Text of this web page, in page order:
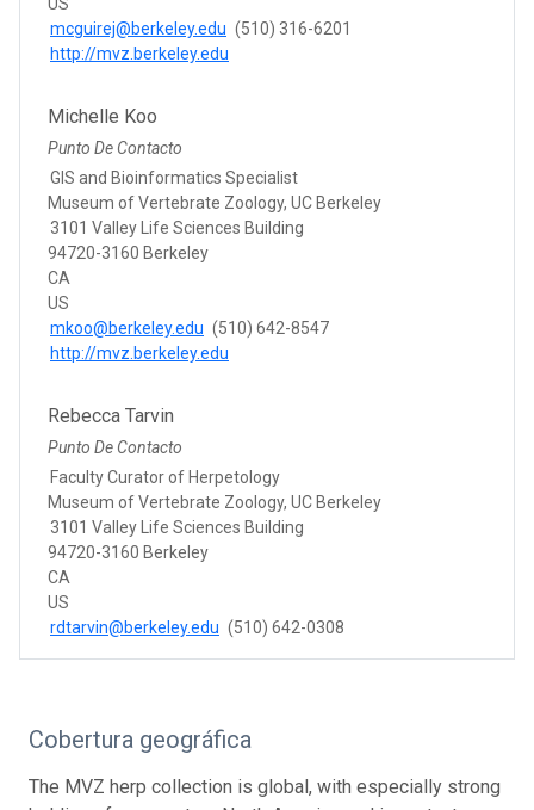
mcguirej@berkeley.edu (510) 316-6201
http://mvz.berkeley.edu
Michelle Koo
Punto De Contacto
GIS and Bioinformatics Specialist
Museum of Vertebrate Zoology, UC Berkeley
3101 Valley Life Sciences Building
94720-3160 Berkeley
CA
US
mkoo@berkeley.edu (510) 642-8547
http://mvz.berkeley.edu
Rebecca Tarvin
Punto De Contacto
Faculty Curator of Herpetology
Museum of Vertebrate Zoology, UC Berkeley
3101 Valley Life Sciences Building
94720-3160 Berkeley
CA
US
rdtarvin@berkeley.edu (510) 642-0308
Cobertura geográfica
The MVZ herp collection is global, with especially strong